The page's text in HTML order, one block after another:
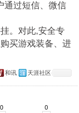
通过短信、微信
。对此,安全专
买游戏装备、进
和讯 天涯社区
0 0